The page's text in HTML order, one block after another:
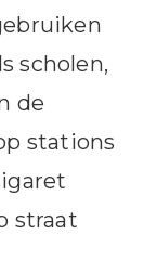
scholen,
de
stations
straat